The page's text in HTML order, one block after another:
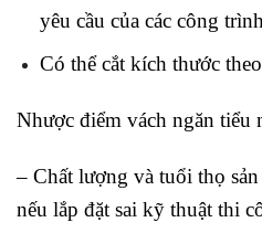
yêu cầu của các công trình
Có thể cắt kích thước
Nhược điểm vách ngăn tiểu
– Chất lượng và tuổi thọ
nếu lắp đặt sai kỹ thuật thi